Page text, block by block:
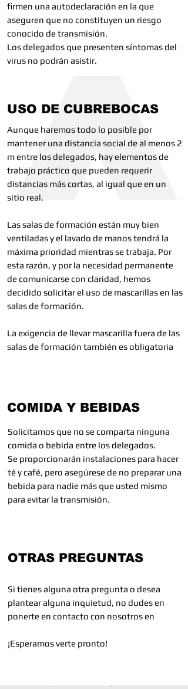
firmen una autodeclaración en la que
aseguren que no constituyen un riesgo
conocido de transmisión.
Los delegados que presenten síntomas del
virus no podrán asistir.
USO DE CUBREBOCAS
Aunque haremos todo lo posible por
mantener una distancia social de al menos 2
m entre los delegados, hay elementos de
trabajo práctico que pueden requerir
distancias más cortas, al igual que en un
sitio real.
Las salas de formación están muy bien
ventiladas y el lavado de manos tendrá la
máxima prioridad mientras se trabaja. Por
esta razón, y por la necesidad permanente
de comunicarse con claridad, hemos
decidido solicitar el uso de mascarillas en las
salas de formación.
La exigencia de llevar mascarilla fuera de las
salas de formación también es obligatoria
COMIDA Y BEBIDAS
Solicitamos que no se comparta ninguna
comida o bebida entre los delegados.
Se proporcionarán instalaciones para hacer
té y café, pero asegúrese de no preparar una
bebida para nadie más que usted mismo
para evitar la transmisión.
OTRAS PREGUNTAS
Si tienes alguna otra pregunta o desea
plantear alguna inquietud, no dudes en
ponerte en contacto con nosotros en
¡Esperamos verte pronto!